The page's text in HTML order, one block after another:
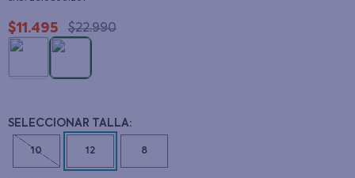
$11 .495 $22.990
10 12 8